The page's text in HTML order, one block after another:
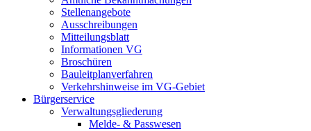
Stellenangebote
Ausschreibungen
Mitteilungsblatt
Informationen VG
Broschüren
Bauleitplanverfahren
Verkehrshinweise im VG-Gebiet
Bürgerservice
Verwaltungsgliederung
Melde- & Passwesen